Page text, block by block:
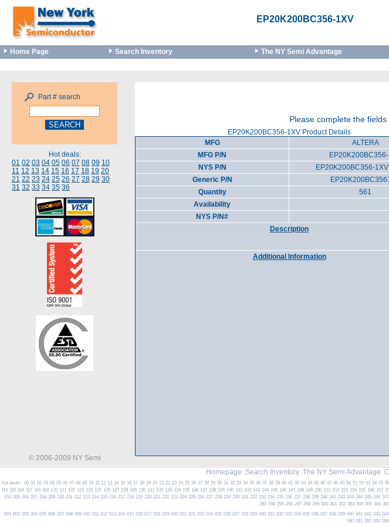
EP20K200BC356-1XV
Home Page Search Inventory The NY Semi Advantage
Part # search
Hot deals:
01 02 03 04 05 06 07 08 09 10
11 12 13 14 15 16 17 18 19 20
21 22 23 24 25 26 27 28 29 30
31 32 33 34 35 36
Please complete the
EP20K200BC356-1XV Product Details
MFG
ALTERA
MFG P/N
NYS P/N
EP20K200BC356-
Generic P/N
Quantity
561
Availability
NYS P/N#
Description
Additional Information
© 2006-2009 NY Semi
Homepage Search Inventory The NY Semi Advantage
Hot deals: 00 01 02 03 04 05 06 07 08 09 10 11 12 13 14 15 16 17 18 19 20 21 22 23 24 25 26 27 28 29 30 31 32 33 34 35 36 37 38 39 40 41 42 43 44 45 46 47 48 49 50 51 52 53 54 55 56
114 115 116 117 118 119 120 121 122 123 124 125 126 127 128 129 130 131 132 133 134 135 136 137 138 139 140 141 142 143 144 145 146 147 148 149 150 151 152 153 154 155 156 157
204 205 206 207 208 209 210 211 212 213 214 215 216 217 218 219 220 221 222 223 224 225 226 227 228 229 230 231 232 233 234 235 236 237 238 239 240 241 242 243 244 245 246 247
293 294 295 296 297 298 299 300 301 302 303 304 305 306 307
001 002 003 004 005 006 007 008 009 010 011 012 013 014 015 016 017 018 019 020 021 022 023 024 025 026 027 028 029 030 031 032 033 034 035 036 037 038 039 040 041 042 043 044
090 091 092 093 094